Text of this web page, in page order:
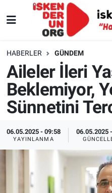
HABERLER GÜNDEM
Aileler İleri
Beklemiyor,
Sünnetini
06.05.2025 - 09:58
YAYINLANMA
06.05.2025